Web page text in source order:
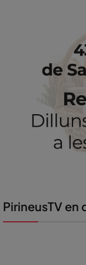
PirineusTV en